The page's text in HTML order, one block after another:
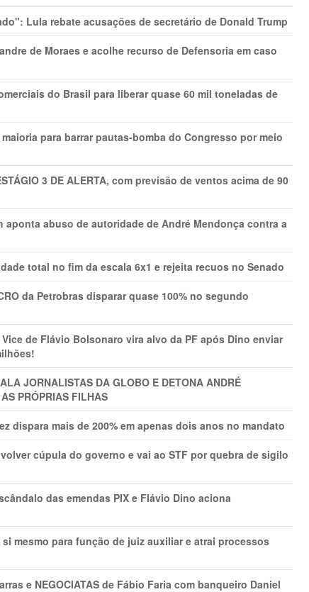
Lula rebate acusações de secretário de Donald Trump
de Moraes e acolhe recurso de Defensoria em caso
do Brasil para liberar quase 60 mil toneladas de
para barrar pautas-bomba do Congresso por meio
3 DE ALERTA, com previsão de ventos acima de 90
aponta abuso de autoridade de André Mendonça contra a
total no fim da escala 6x1 e rejeita recuos no Senado
da Petrobras disparar quase 100% no segundo
Vice de Flávio Bolsonaro vira alvo da PF após Dino enviar
JORNALISTAS DA GLOBO E DETONA ANDRÉ
PRÓPRIAS FILHAS
dispara mais de 200% em apenas dois anos no mandato
cúpula do governo e vai ao STF por quebra de sigilo
das emendas PIX e Flávio Dino aciona
mesmo para função de juiz auxiliar e atrai processos
e NEGOCIATAS de Fábio Faria com banqueiro Daniel